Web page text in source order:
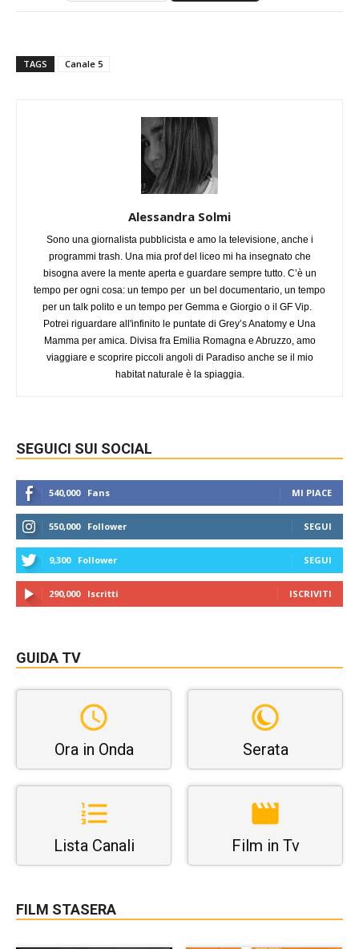
TAGS Canale 5
Alessandra Solmi
Sono una giornalista pubblicista e amo la televisione, anche i
programmi trash. Una mia prof del liceo mi ha insegnato che
bisogna avere la mente aperta e guardare sempre tutto. C’è un
tempo per ogni cosa: un tempo per un bel documentario, un tempo
per un talk polito e un tempo per Gemma e Giorgio o il GF Vip.
Potrei riguardare all'infinito le puntate di Grey’s Anatomy e Una
Mamma per amica. Divisa fra Emilia Romagna e Abruzzo, amo
viaggiare e scoprire piccoli angoli di Paradiso anche se il mio
habitat naturale è la spiaggia.
SEGUICI SUI SOCIAL
540,000 Fans MI PIACE
550,000 Follower SEGUI
9,300 Follower SEGUI
290,000 Iscritti ISCRIVITI
GUIDA TV
Ora in Onda Serata
Lista Canali Film in Tv
FILM STASERA